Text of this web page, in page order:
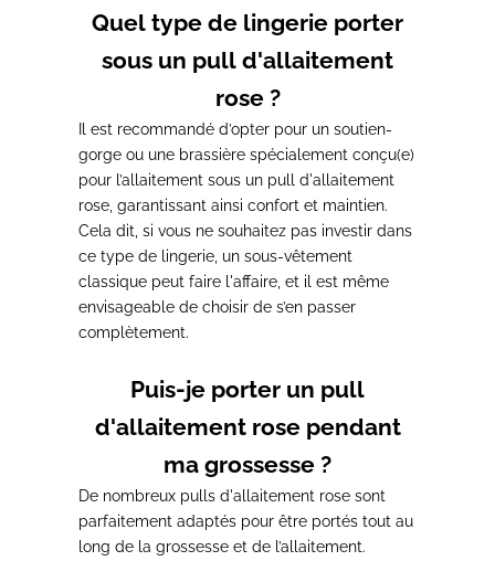
Quel type de lingerie porter
sous un pull d'allaitement
rose ?
Il est recommandé d’opter pour un soutien-
gorge ou une brassière spécialement conçu(e)
pour l’allaitement sous un pull d'allaitement
rose, garantissant ainsi confort et maintien.
Cela dit, si vous ne souhaitez pas investir dans
ce type de lingerie, un sous-vêtement
classique peut faire l'affaire , et il est même
envisageable de choisir de s’en passer
complètement.
Puis-je porter un pull
d'allaitement rose pendant
ma grossesse ?
De nombreux pulls d'allaitement rose sont
parfaitement adaptés pour être portés tout au
long de la grossesse et de l’allaitement.